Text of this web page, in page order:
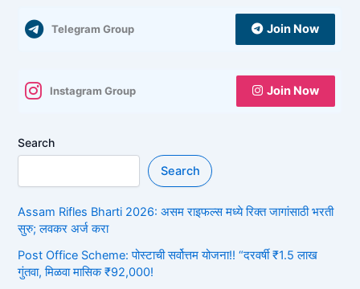
Telegram Group Join Now
Instagram Group Join Now
Search
Search
Assam Rifles Bharti 2026: असम राइफल्स मध्ये रिक्त जागांसाठी भरती
सुरु; लवकर अर्ज करा
Post Office Scheme: पोस्टाची सर्वोत्तम योजना!! “दरवर्षी ₹1.5 लाख
गुंतवा, मिळवा मासिक ₹92,000!